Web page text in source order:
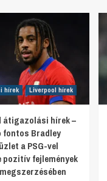
hírek Liverpool hírek
átigazolási hírek –
fontos Bradley
a PSG-vel
pozitív fejlemények